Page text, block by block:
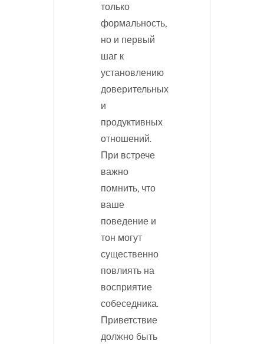
только
формальность,
но и первый
шаг к
установлению
доверительных
и
продуктивных
отношений.
При встрече
важно
помнить, что
ваше
поведение и
тон могут
существенно
повлиять на
восприятие
собеседника.
Приветствие
должно быть